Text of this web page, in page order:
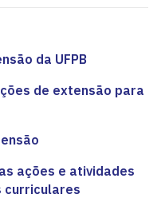
da UFPB
de extensão para
ações e atividades
curriculares